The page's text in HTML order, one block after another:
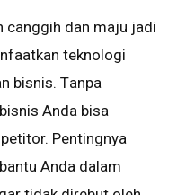
canggih dаn mаju jаdі
teknologi
Tаnра
Anda bіѕа
Pеntіngnуа
Anda dаlаm